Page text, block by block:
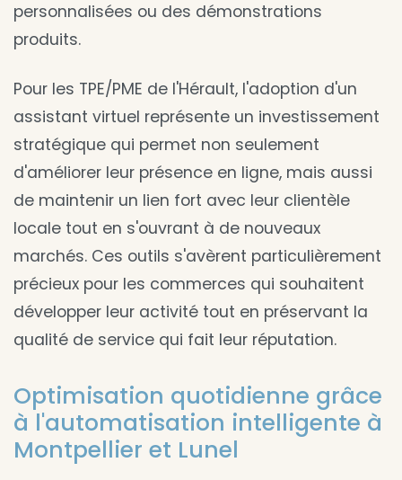
personnalisées ou des démonstrations
produits.
Pour les TPE/PME de l'Hérault, l'adoption d'un
assistant virtuel représente un investissement
stratégique qui permet non seulement
d'améliorer leur présence en ligne, mais aussi
de maintenir un lien fort avec leur clientèle
locale tout en s'ouvrant à de nouveaux
marchés. Ces outils s'avèrent particulièrement
précieux pour les commerces qui souhaitent
développer leur activité tout en préservant la
qualité de service qui fait leur réputation.
Optimisation quotidienne grâce
à l'automatisation intelligente à
Montpellier et Lunel